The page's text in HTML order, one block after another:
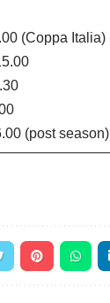
(Coppa Italia)
(post season)